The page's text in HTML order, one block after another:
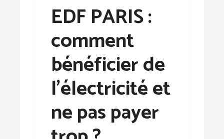
EDF PARIS :
comment
bénéficier de
l’électricité et
ne pas payer